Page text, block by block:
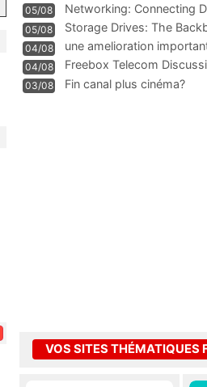
05/08
Networking: Connecting
Information
05/08
Storage Drives: The
Management
04/08
une amelioration
WIFI
04/08
Freebox Telecom
Communi
03/08 Fin canal plus cinéma?
VOS SITES THÉMATIQUES